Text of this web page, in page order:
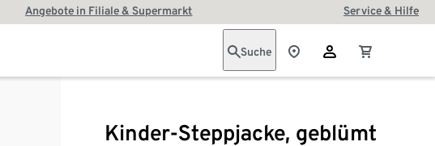
Angebote in Filiale & Supermarkt Service & Hilfe
Suche
Kinder-Steppjacke, geblümt